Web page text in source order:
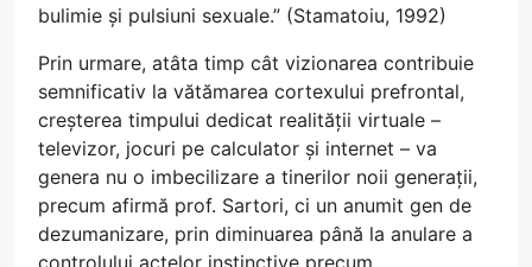
bulimie și pulsiuni sexuale.” (Stamatoiu, 1992)
Prin urmare, atâta timp cât vizionarea contribuie
semnificativ la vătămarea cortexului prefrontal,
creșterea timpului dedicat realității virtuale –
televizor, jocuri pe calculator și internet – va
genera nu o imbecilizare a tinerilor noii generații,
precum afirmă prof. Sartori, ci un anumit gen de
dezumanizare, prin diminuarea până la anulare a
controlului actelor instinctive precum